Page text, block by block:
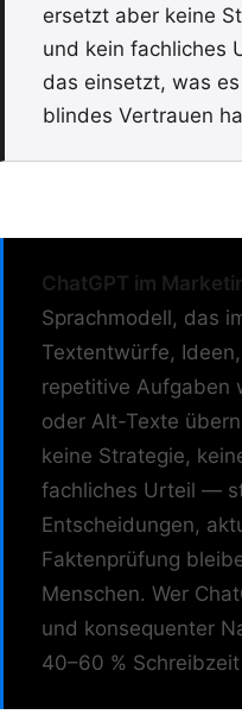
ersetzt aber keine
und kein fachliches
das einsetzt, was
blindes Vertrauen
ChatGPT im
Sprachmodell, das
Textentwürfe,
repetitive Aufgaben
oder Alt-Texte
keine Strategie,
fachliches Urteil —
Entscheidungen,
Faktenprüfung
Menschen. Wer
und konsequenter
40–60 %